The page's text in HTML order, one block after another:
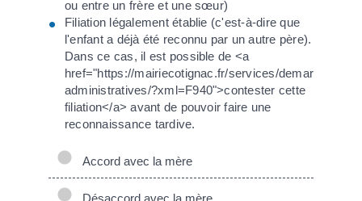
ou entre un frère et une sœur)
Filiation légalement établie (c'est-à-dire que
l'enfant a déjà été reconnu par un autre père).
Dans ce cas, il est possible de <a
href="https://mairiecotignac.fr/services/demarches-
administratives/?xml=F940">contester cette
filiation</a> avant de pouvoir faire une
reconnaissance tardive.
Accord avec la mère